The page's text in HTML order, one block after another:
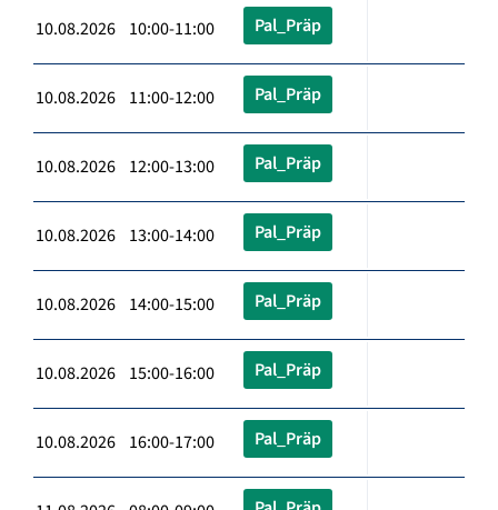
10.08.2026 10:00-11:00 Pal_Präp
10.08.2026 11:00-12:00 Pal_Präp
10.08.2026 12:00-13:00 Pal_Präp
10.08.2026 13:00-14:00 Pal_Präp
10.08.2026 14:00-15:00 Pal_Präp
10.08.2026 15:00-16:00 Pal_Präp
10.08.2026 16:00-17:00 Pal_Präp